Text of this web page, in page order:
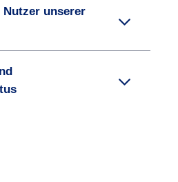
Nutzer unserer